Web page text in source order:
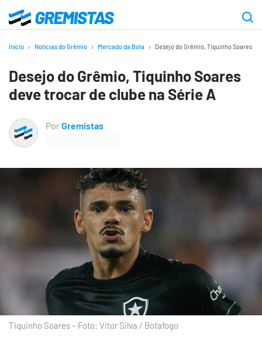
para
principal
Gremistas
Início Notícias do Grêmio Mercado da Bola Desejo do Grêmio, Tiquinho Soares
Desejo do Grêmio, Tiquinho Soares
deve trocar de clube na Série A
PorGremistas
Tiquinho Soares – Foto: Vitor Silva / Botafogo